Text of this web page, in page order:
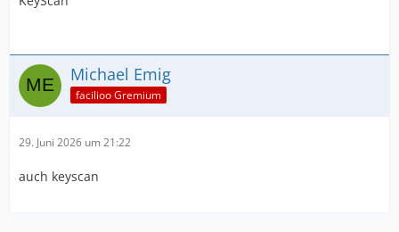
Michael Emig
facilioo Gremium
29. Juni 2026 um 21:22
auch keyscan